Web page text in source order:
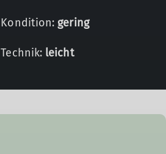
Kondition: gering
Technik: leicht